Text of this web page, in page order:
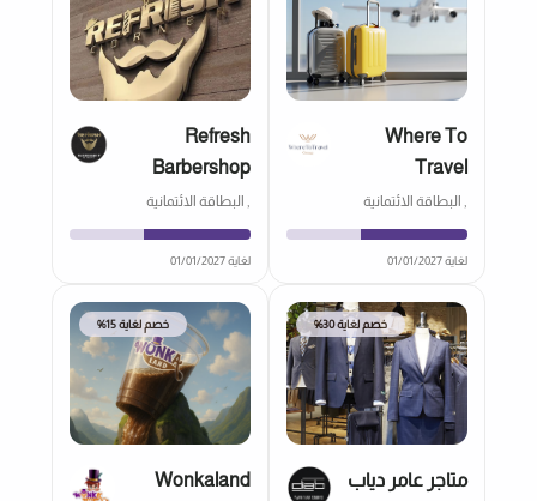
Where To
Travel
, البطاقة الائتمانية
لغاية 01/01/2027
Refresh
Barbershop
, البطاقة الائتمانية
لغاية 01/01/2027
خصم لغاية 30%
متاجر عامر دياب
خصم لغاية 15%
Wonkaland